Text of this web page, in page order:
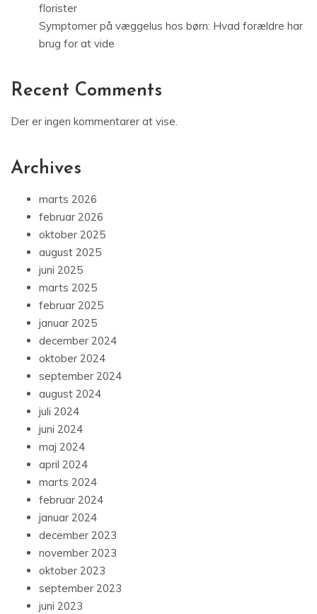
florister
Symptomer på væggelus hos børn: Hvad forældre har
brug for at vide
Recent Comments
Der er ingen kommentarer at vise.
Archives
marts 2026
februar 2026
oktober 2025
august 2025
juni 2025
marts 2025
februar 2025
januar 2025
december 2024
oktober 2024
september 2024
august 2024
juli 2024
juni 2024
maj 2024
april 2024
marts 2024
februar 2024
januar 2024
december 2023
november 2023
oktober 2023
september 2023
juni 2023